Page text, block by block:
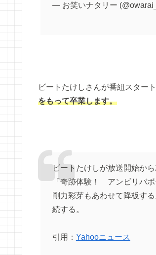
— お笑いナタリー
ビートたけしさんが番組スター
をもって卒業します。
ビートたけしが放送開始か
「奇跡体験！ アンビリバボ
剛力彩芽もあわせて降板す
続する。
引用： Yahooニュース